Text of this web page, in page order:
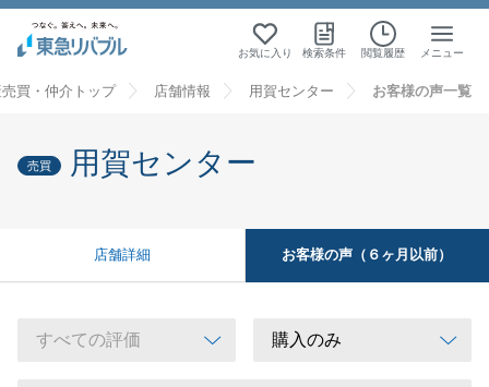
お気に入り 検索条件 閲覧履歴 メニュー
買・仲介トップ 店舗情報 用賀センター お客様の声一覧
売買 用賀センター
店舗詳細 お客様の声（６ヶ月以前）